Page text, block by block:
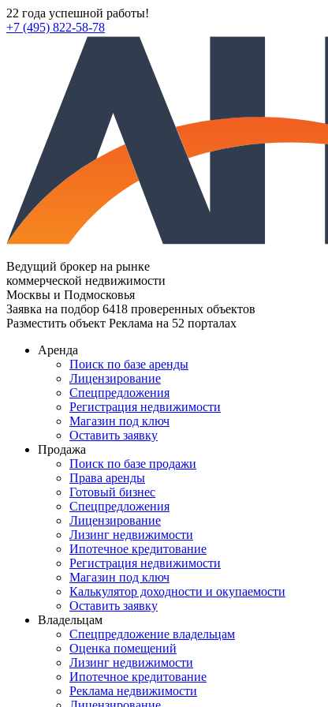
22 года успешной работы!
+7 (495) 822-58-78
Ведущий брокер на рынке
коммерческой недвижимости
Москвы и Подмосковья
Заявка на подбор 6418 проверенных объектов
Разместить объект Реклама на 52 порталах
Аренда
Поиск по базе аренды
Лицензирование
Спецпредложения
Регистрация недвижимости
Магазин под ключ
Оставить заявку
Продажа
Поиск по базе продажи
Права аренды
Готовый бизнес
Спецпредложения
Лицензирование
Лизинг недвижимости
Ипотечное кредитование
Регистрация недвижимости
Магазин под ключ
Калькулятор доходности и окупаемости
Оставить заявку
Владельцам
Спецпредложение владельцам
Оценка помещений
Лизинг недвижимости
Ипотечное кредитование
Реклама недвижимости